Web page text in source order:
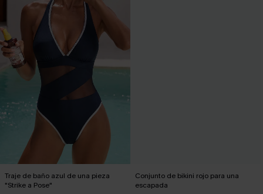
Traje de baño azul de una pieza
"Strike a Pose"
Conjunto de bikini rojo para una
escapada